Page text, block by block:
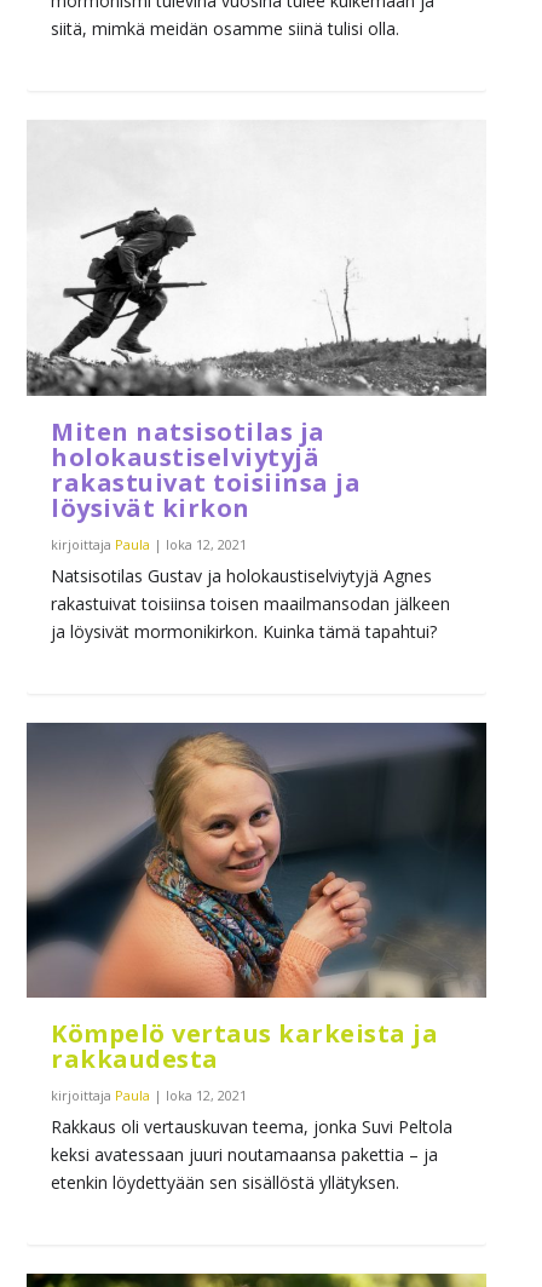
siitä, mimkä meidän osamme siinä tulisi olla.
Miten natsisotilas ja
holokaustiselviytyjä
rakastuivat toisiinsa ja
löysivät kirkon
kirjoittaja Paula | loka 12, 2021
Natsisotilas Gustav ja holokaustiselviytyjä Agnes
rakastuivat toisiinsa toisen maailmansodan jälkeen
ja löysivät mormonikirkon. Kuinka tämä tapahtui?
Kömpelö vertaus karkeista ja
rakkaudesta
kirjoittaja Paula | loka 12, 2021
Rakkaus oli vertauskuvan teema, jonka Suvi Peltola
keksi avatessaan juuri noutamaansa pakettia – ja
etenkin löydettyään sen sisällöstä yllätyksen.